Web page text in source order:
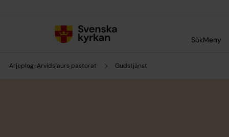
SökMeny
Arjeplog-Arvidsjaurs pastorat Gudstjänst